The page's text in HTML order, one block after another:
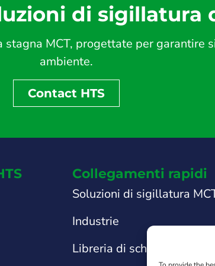
di sigillatura
MCT, progettate per garantire
ambiente.
Contact HTS
Collegamenti rapidi
Soluzioni di sigillatura
Industrie
Libreria di schede tecniche